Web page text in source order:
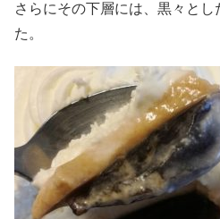
さらにその下層には、黒々と
た。